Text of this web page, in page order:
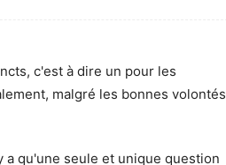
c'est à dire un pour les
malgré les bonnes volontés
qu'une seule et unique question